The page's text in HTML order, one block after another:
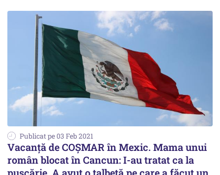
Publicat pe 03 Feb 2021
Vacanță de COȘMAR în Mexic. Mama unui
român blocat în Cancun: I-au tratat ca la